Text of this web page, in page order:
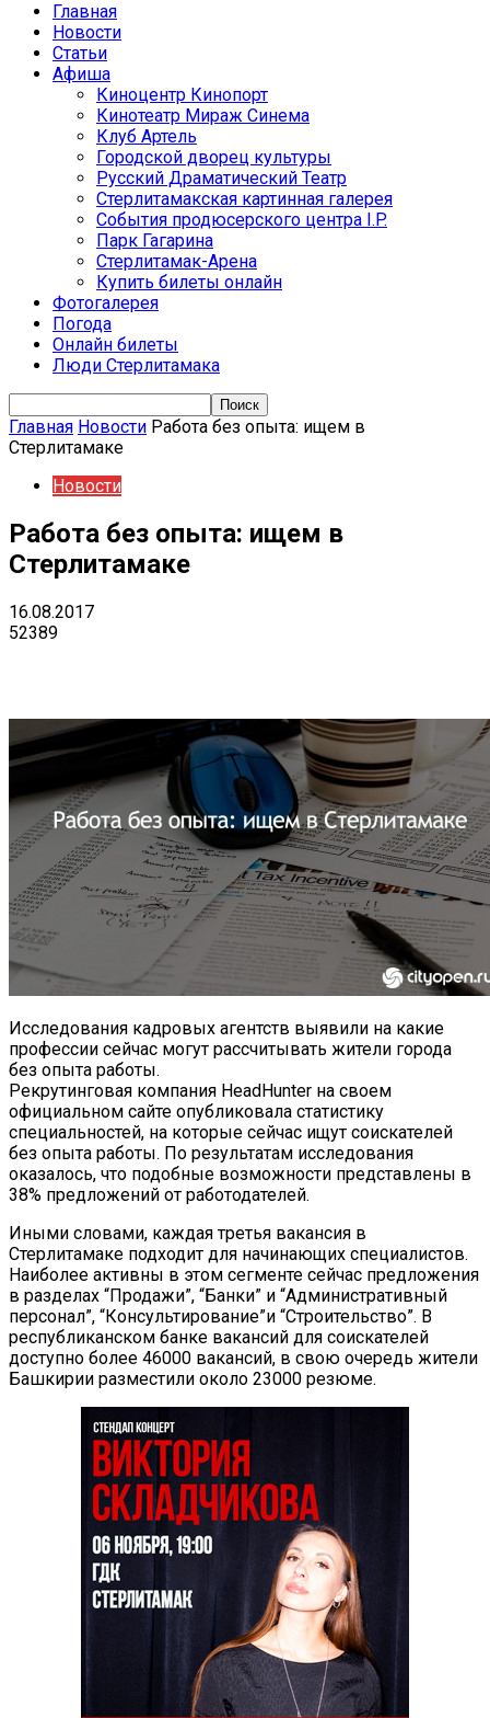
Главная
Новости
Статьи
Афиша
Киноцентр Кинопорт
Кинотеатр Мираж Синема
Клуб Артель
Городской дворец культуры
Русский Драматический Театр
Стерлитамакская картинная галерея
События продюсерского центра I.P.
Парк Гагарина
Стерлитамак-Арена
Купить билеты онлайн
Фотогалерея
Погода
Онлайн билеты
Люди Стерлитамака
Главная Новости Работа без опыта: ищем в
Стерлитамаке
Новости
Работа без опыта: ищем в
Стерлитамаке
16.08.2017
52389
Исследования кадровых агентств выявили на какие
профессии сейчас могут рассчитывать жители города
без опыта работы.
Рекрутинговая компания HeadHunter на своем
официальном сайте опубликовала статистику
специальностей, на которые сейчас ищут соискателей
без опыта работы. По результатам исследования
оказалось, что подобные возможности представлены в
38% предложений от работодателей.
Иными словами, каждая третья вакансия в
Стерлитамаке подходит для начинающих специалистов.
Наиболее активны в этом сегменте сейчас предложения
в разделах “Продажи”, “Банки” и “Административный
персонал”, “Консультирование”и “Строительство”. В
республиканском банке вакансий для соискателей
доступно более 46000 вакансий, в свою очередь жители
Башкирии разместили около 23000 резюме.